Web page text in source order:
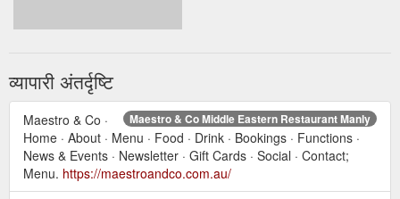
व्यापारी अंतर्दृष्टि
Maestro & Co Middle Eastern Restaurant Manly
Maestro & Co ·
Home · About · Menu · Food · Drink · Bookings · Functions ·
News & Events · Newsletter · Gift Cards · Social · Contact;
Menu. https://maestroandco.com.au/